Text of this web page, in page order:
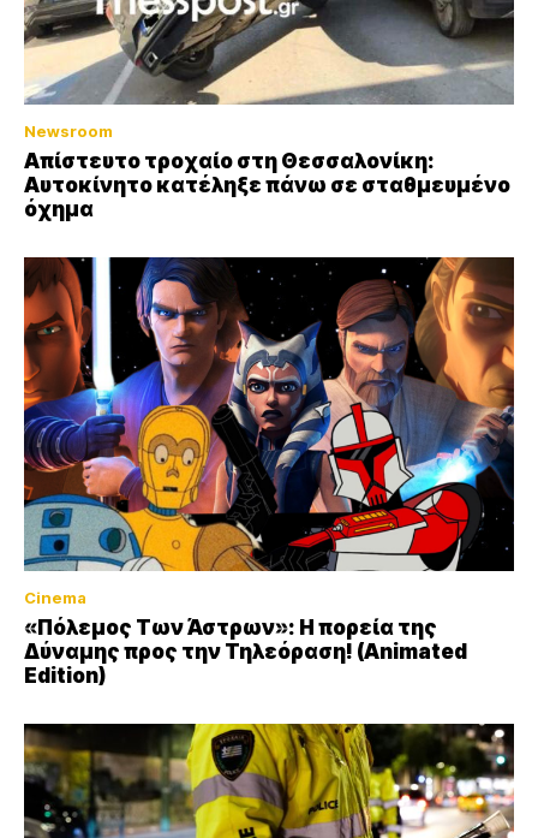
Newsroom
Απίστευτο τροχαίο στη Θεσσαλονίκη:
Αυτοκίνητο κατέληξε πάνω σε σταθμευμένο
όχημα
Cinema
«Πόλεμος Των Άστρων»: Η πορεία της
Δύναμης προς την Τηλεόραση! (Animated
Edition)